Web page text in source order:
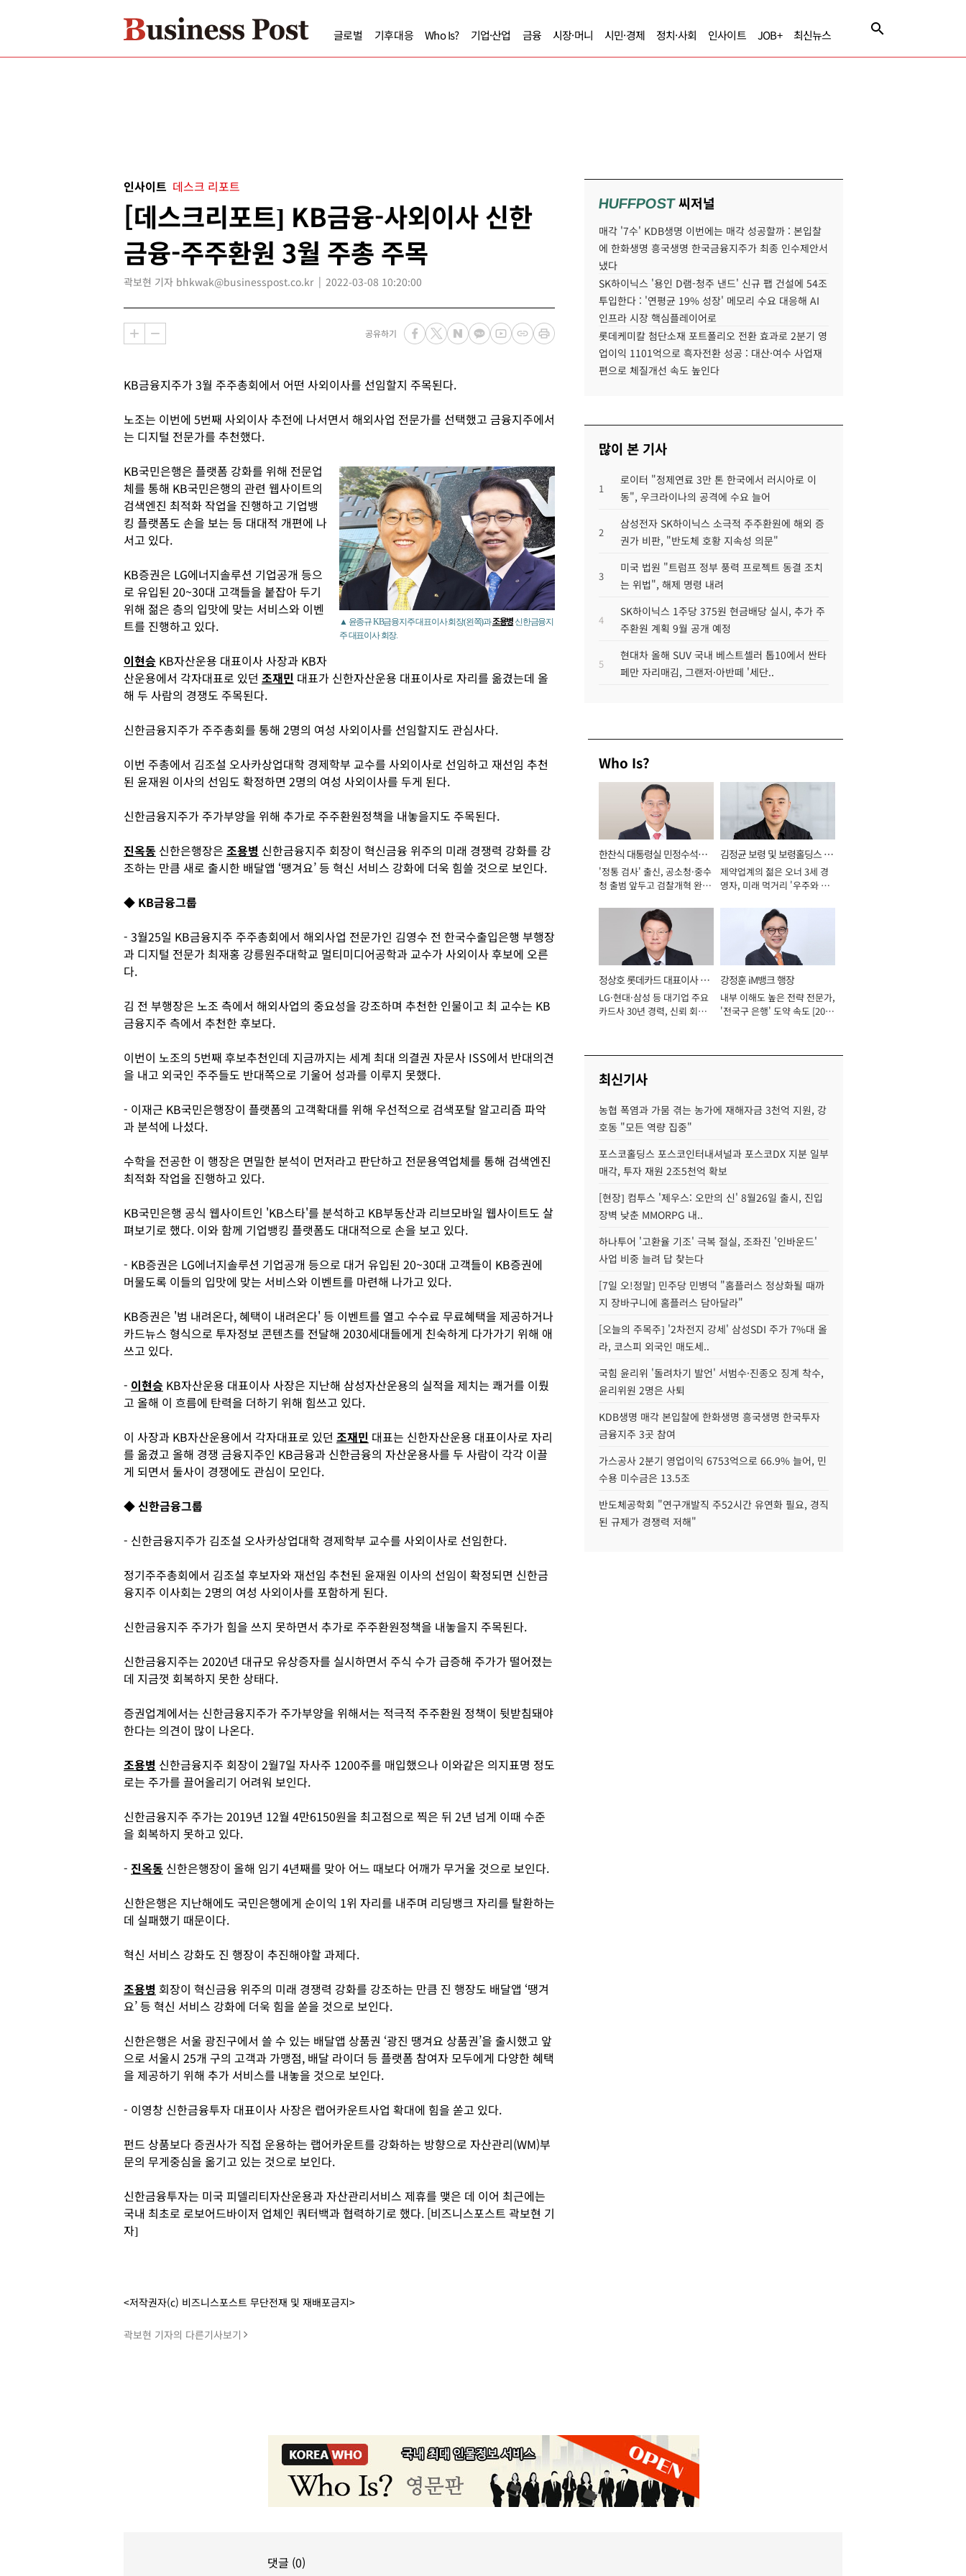
글로벌 기후대응 Who Is? 기업·산업 금융 시장·머니 시민·경제 정치·사회 인사이트 JOB+ 최신뉴스
인사이트 데스크 리포트
[데스크리포트] KB금융-사외이사 신한
금융-주주환원 3월 주총 주목
곽보현 기자 bhkwak@businesspost.co.kr 2022-03-08 10:20:00
공유하기
KB금융지주가 3월 주주총회에서 어떤 사외이사를 선임할지 주목된다.
노조는 이번에 5번째 사외이사 추전에 나서면서 해외사업 전문가를 선택했고 금융지주에서
는 디지털 전문가를 추천했다.
▲ 윤종규 KB금융지주 대표이사 회장(왼쪽)과조용병신한금융지
주 대표이사 회장.
KB국민은행은 플랫폼 강화를 위해 전문업
체를 통해 KB국민은행의 관련 웹사이트의
검색엔진 최적화 작업을 진행하고 기업뱅
킹 플랫폼도 손을 보는 등 대대적 개편에 나
서고 있다.
KB증권은 LG에너지솔루션 기업공개 등으
로 유입된 20~30대 고객들을 붙잡아 두기
위해 젊은 층의 입맛에 맞는 서비스와 이벤
트를 진행하고 있다.
이현승 KB자산운용 대표이사 사장과 KB자
산운용에서 각자대표로 있던 조재민 대표가 신한자산운용 대표이사로 자리를 옮겼는데 올
해 두 사람의 경쟁도 주목된다.
신한금융지주가 주주총회를 통해 2명의 여성 사외이사를 선임할지도 관심사다.
이번 주총에서 김조설 오사카상업대학 경제학부 교수를 사외이사로 선임하고 재선임 추천
된 윤재원 이사의 선임도 확정하면 2명의 여성 사외이사를 두게 된다.
신한금융지주가 주가부양을 위해 추가로 주주환원정책을 내놓을지도 주목된다.
진옥동 신한은행장은 조용병 신한금융지주 회장이 혁신금융 위주의 미래 경쟁력 강화를 강
조하는 만큼 새로 출시한 배달앱 ‘땡겨요’ 등 혁신 서비스 강화에 더욱 힘쓸 것으로 보인다.
◆ KB금융그룹
- 3월25일 KB금융지주 주주총회에서 해외사업 전문가인 김영수 전 한국수출입은행 부행장
과 디지털 전문가 최재홍 강릉원주대학교 멀티미디어공학과 교수가 사외이사 후보에 오른
다.
김 전 부행장은 노조 측에서 해외사업의 중요성을 강조하며 추천한 인물이고 최 교수는 KB
금융지주 측에서 추천한 후보다.
이번이 노조의 5번째 후보추천인데 지금까지는 세계 최대 의결권 자문사 ISS에서 반대의견
을 내고 외국인 주주들도 반대쪽으로 기울어 성과를 이루지 못했다.
- 이재근 KB국민은행장이 플랫폼의 고객확대를 위해 우선적으로 검색포탈 알고리즘 파악
과 분석에 나섰다.
수학을 전공한 이 행장은 면밀한 분석이 먼저라고 판단하고 전문용역업체를 통해 검색엔진
최적화 작업을 진행하고 있다.
KB국민은행 공식 웹사이트인 'KB스타'를 분석하고 KB부동산과 리브모바일 웹사이트도 살
펴보기로 했다. 이와 함께 기업뱅킹 플랫폼도 대대적으로 손을 보고 있다.
- KB증권은 LG에너지솔루션 기업공개 등으로 대거 유입된 20~30대 고객들이 KB증권에
머물도록 이들의 입맛에 맞는 서비스와 이벤트를 마련해 나가고 있다.
KB증권은 '범 내려온다, 혜택이 내려온다' 등 이벤트를 열고 수수료 무료혜택을 제공하거나
카드뉴스 형식으로 투자정보 콘텐츠를 전달해 2030세대들에게 친숙하게 다가가기 위해 애
쓰고 있다.
- 이현승 KB자산운용 대표이사 사장은 지난해 삼성자산운용의 실적을 제치는 쾌거를 이뤘
고 올해 이 흐름에 탄력을 더하기 위해 힘쓰고 있다.
이 사장과 KB자산운용에서 각자대표로 있던 조재민 대표는 신한자산운용 대표이사로 자리
를 옮겼고 올해 경쟁 금융지주인 KB금융과 신한금융의 자산운용사를 두 사람이 각각 이끌
게 되면서 둘사이 경쟁에도 관심이 모인다.
◆ 신한금융그룹
- 신한금융지주가 김조설 오사카상업대학 경제학부 교수를 사외이사로 선임한다.
정기주주총회에서 김조설 후보자와 재선임 추천된 윤재원 이사의 선임이 확정되면 신한금
융지주 이사회는 2명의 여성 사외이사를 포함하게 된다.
신한금융지주 주가가 힘을 쓰지 못하면서 추가로 주주환원정책을 내놓을지 주목된다.
신한금융지주는 2020년 대규모 유상증자를 실시하면서 주식 수가 급증해 주가가 떨어졌는
데 지금껏 회복하지 못한 상태다.
증권업계에서는 신한금융지주가 주가부양을 위해서는 적극적 주주환원 정책이 뒷받침돼야
한다는 의견이 많이 나온다.
조용병 신한금융지주 회장이 2월7일 자사주 1200주를 매입했으나 이와같은 의지표명 정도
로는 주가를 끌어올리기 어려워 보인다.
신한금융지주 주가는 2019년 12월 4만6150원을 최고점으로 찍은 뒤 2년 넘게 이때 수준
을 회복하지 못하고 있다.
- 진옥동 신한은행장이 올해 임기 4년째를 맞아 어느 때보다 어깨가 무거울 것으로 보인다.
신한은행은 지난해에도 국민은행에게 순이익 1위 자리를 내주며 리딩뱅크 자리를 탈환하는
데 실패했기 때문이다.
혁신 서비스 강화도 진 행장이 추진해야할 과제다.
조용병 회장이 혁신금융 위주의 미래 경쟁력 강화를 강조하는 만큼 진 행장도 배달앱 ‘땡겨
요’ 등 혁신 서비스 강화에 더욱 힘을 쏟을 것으로 보인다.
신한은행은 서울 광진구에서 쓸 수 있는 배달앱 상품권 ‘광진 땡겨요 상품권’을 출시했고 앞
으로 서울시 25개 구의 고객과 가맹점, 배달 라이더 등 플랫폼 참여자 모두에게 다양한 혜택
을 제공하기 위해 추가 서비스를 내놓을 것으로 보인다.
- 이영창 신한금융투자 대표이사 사장은 랩어카운트사업 확대에 힘을 쏟고 있다.
펀드 상품보다 증권사가 직접 운용하는 랩어카운트를 강화하는 방향으로 자산관리(WM)부
문의 무게중심을 옮기고 있는 것으로 보인다.
신한금융투자는 미국 피델리티자산운용과 자산관리서비스 제휴를 맺은 데 이어 최근에는
국내 최초로 로보어드바이저 업체인 쿼터백과 협력하기로 했다. [비즈니스포스트 곽보현 기
자]
<저작권자(c) 비즈니스포스트 무단전재 및 재배포금지>
곽보현 기자의 다른기사보기
HUFFPOST씨저널
매각 '7수' KDB생명 이번에는 매각 성공할까 : 본입찰
에 한화생명 흥국생명 한국금융지주가 최종 인수제안서
냈다
SK하이닉스 '용인 D램-청주 낸드' 신규 팹 건설에 54조
투입한다 : '연평균 19% 성장' 메모리 수요 대응해 AI
인프라 시장 핵심플레이어로
롯데케미칼 첨단소재 포트폴리오 전환 효과로 2분기 영
업이익 1101억으로 흑자전환 성공 : 대산·여수 사업재
편으로 체질개선 속도 높인다
많이 본 기사
1
로이터 "정제연료 3만 톤 한국에서 러시아로 이
동", 우크라이나의 공격에 수요 늘어
2
삼성전자 SK하이닉스 소극적 주주환원에 해외 증
권가 비판, "반도체 호황 지속성 의문"
3
미국 법원 "트럼프 정부 풍력 프로젝트 동결 조치
는 위법", 해제 명령 내려
4
SK하이닉스 1주당 375원 현금배당 실시, 추가 주
주환원 계획 9월 공개 예정
5
현대차 올해 SUV 국내 베스트셀러 톱10에서 싼타
페만 자리매김, 그랜저·아반떼 '세단..
Who Is?
한찬식 대통령실 민정수석비
서관
'정통 검사' 출신, 공소청·중수
청 출범 앞두고 검찰개혁 완수
김정균 보령 및 보령홀딩스 대
표이사 사장
제약업계의 젊은 오너 3세 경
영자, 미래 먹거리 '우주와 헬
정상호 롯데카드 대표이사 사
장
LG·현대·삼성 등 대기업 주요
카드사 30년 경력, 신뢰 회복
강정훈 iM뱅크 행장
내부 이해도 높은 전략 전문가,
'전국구 은행' 도약 속도 [2026
최신기사
농협 폭염과 가뭄 겪는 농가에 재해자금 3천억 지원, 강
호동 "모든 역량 집중"
포스코홀딩스 포스코인터내셔널과 포스코DX 지분 일부
매각, 투자 재원 2조5천억 확보
[현장] 컴투스 '제우스: 오만의 신' 8월26일 출시, 진입
장벽 낮춘 MMORPG 내..
하나투어 '고환율 기조' 극복 절실, 조좌진 '인바운드'
사업 비중 늘려 답 찾는다
[7일 오!정말] 민주당 민병덕 "홈플러스 정상화될 때까
지 장바구니에 홈플러스 담아달라"
[오늘의 주목주] '2차전지 강세' 삼성SDI 주가 7%대 올
라, 코스피 외국인 매도세..
국힘 윤리위 '돌려차기 발언' 서범수·진종오 징계 착수,
윤리위원 2명은 사퇴
KDB생명 매각 본입찰에 한화생명 흥국생명 한국투자
금융지주 3곳 참여
가스공사 2분기 영업이익 6753억으로 66.9% 늘어, 민
수용 미수금은 13.5조
반도체공학회 "연구개발직 주52시간 유연화 필요, 경직
된 규제가 경쟁력 저해"
댓글 (0)